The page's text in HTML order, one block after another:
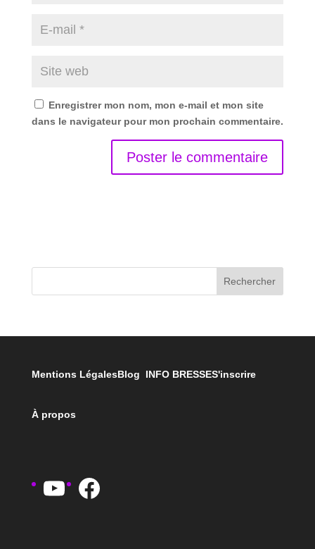
Enregistrer mon nom, mon e-mail et mon site
dans le navigateur pour mon prochain commentaire.
Rechercher
Mentions LégalesBlog INFO BRESSES'inscrire
À propos
YouTube
Facebook